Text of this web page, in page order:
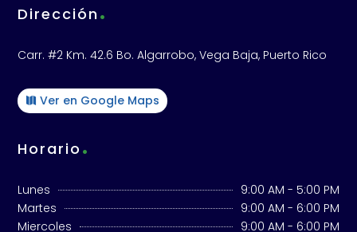
Dirección.
Carr. #2 Km. 42.6 Bo. Algarrobo, Vega Baja, Puerto Rico
Ver en Google Maps
Horario .
Lunes
9:00 AM - 5:00 PM
Martes
9:00 AM - 6:00 PM
Miercoles
9:00 AM - 6:00 PM